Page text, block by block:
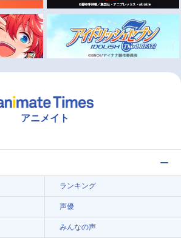
アニメイト
ランキング
声優
みんなの声